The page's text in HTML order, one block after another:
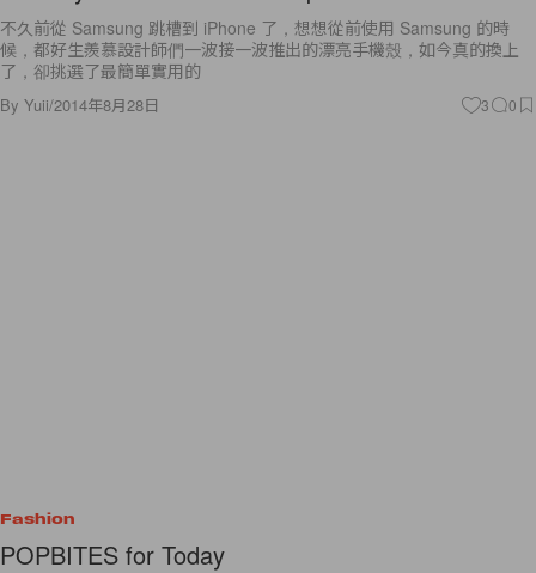
不久前從 Samsung 跳槽到 iPhone 了，想想從前使用 Samsung 的時
候，都好生羨慕設計師們一波接一波推出的漂亮手機殼，如今真的換上
了，卻挑選了最簡單實用的
By Yuii/2014年8月28日 3 0
Fashion
POPBITES for Today